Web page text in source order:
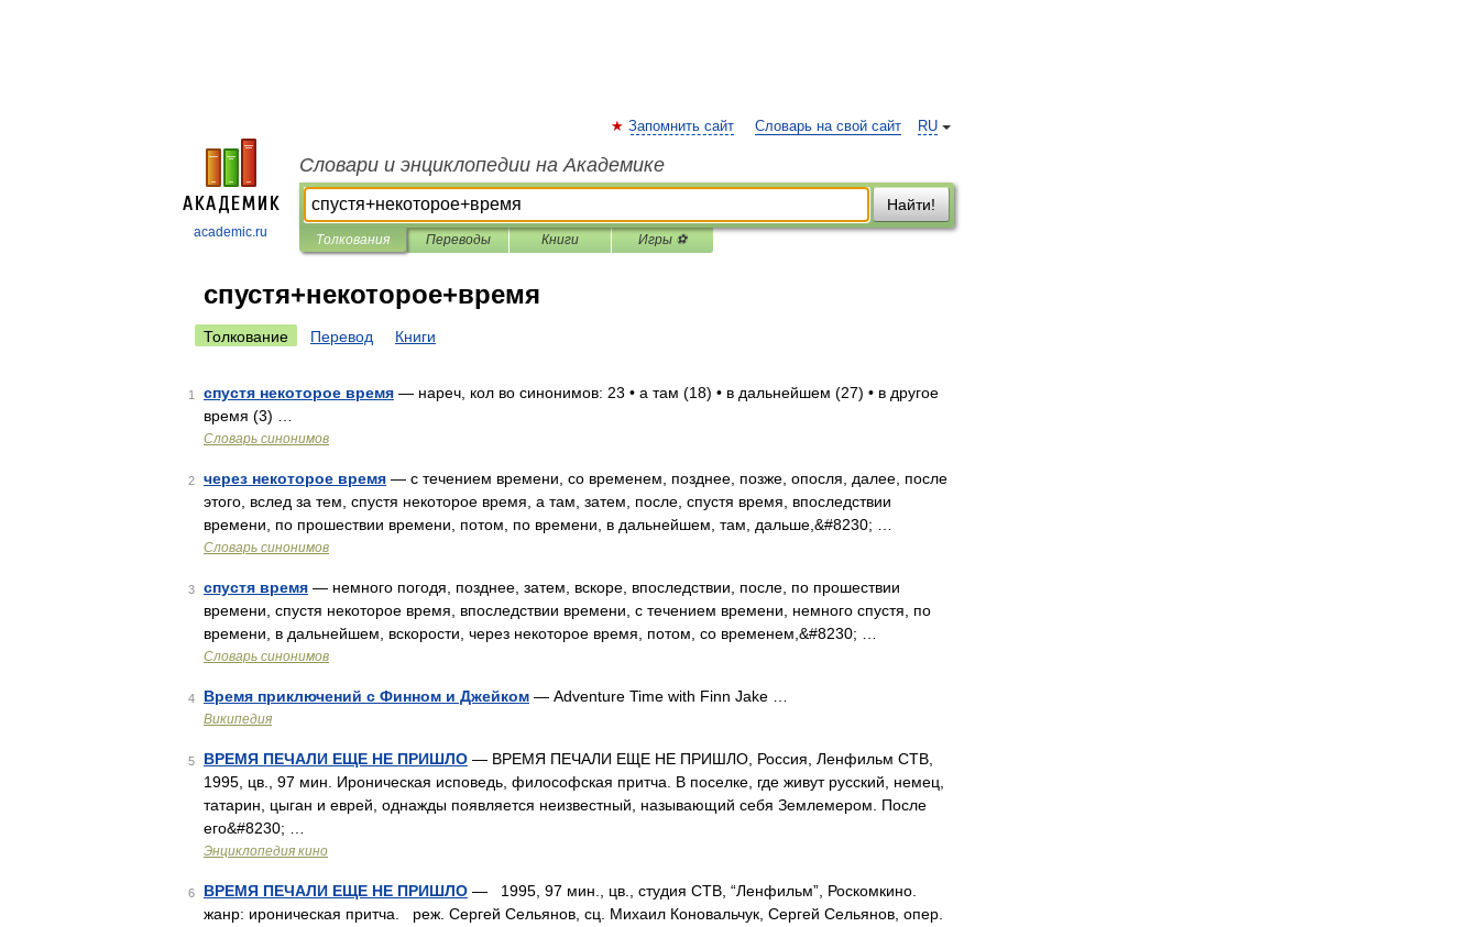
academic.ru
RU
Запомнить сайт Словарь на свой сайт
Словари и энциклопедии на Академике
Найти!
Толкования Переводы Книги Игры ⚽
спустя+некоторое+время
Толкование Перевод Книги
1 спустя некоторое время — нареч, кол во синонимов: 23 • а там (18) • в дальнейшем (27) • в другое
время (3) …
Словарь синонимов
2 через некоторое время — с течением времени, со временем, позднее, позже, опосля, далее, после
этого, вслед за тем, спустя некоторое время, а там, затем, после, спустя время, впоследствии
времени, по прошествии времени, потом, по времени, в дальнейшем, там, дальше,&#8230; …
Словарь синонимов
3 спустя время — немного погодя, позднее, затем, вскоре, впоследствии, после, по прошествии
времени, спустя некоторое время, впоследствии времени, с течением времени, немного спустя, по
времени, в дальнейшем, вскорости, через некоторое время, потом, со временем,&#8230; …
Словарь синонимов
4 Время приключений с Финном и Джейком — Adventure Time with Finn Jake …
Википедия
5 ВРЕМЯ ПЕЧАЛИ ЕЩЕ НЕ ПРИШЛО — ВРЕМЯ ПЕЧАЛИ ЕЩЕ НЕ ПРИШЛО, Россия, Ленфильм СТВ,
1995, цв., 97 мин. Ироническая исповедь, философская притча. В поселке, где живут русский, немец,
татарин, цыган и еврей, однажды появляется неизвестный, называющий себя Землемером. После
его&#8230; …
Энциклопедия кино
6 ВРЕМЯ ПЕЧАЛИ ЕЩЕ НЕ ПРИШЛО — 1995, 97 мин., цв., студия СТВ, “Ленфильм”, Роскомкино.
жанр: ироническая притча. реж. Сергей Сельянов, сц. Михаил Коновальчук, Сергей Сельянов, опер.